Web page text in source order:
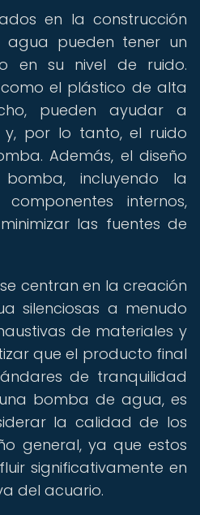
en la construcción
pueden tener un
en su nivel de ruido.
el plástico de alta
pueden ayudar a
y, por lo tanto, el ruido
Además, el diseño
incluyendo la
internos,
las fuentes de
centran en la creación
silenciosas a menudo
de materiales y
que el producto final
de tranquilidad
bomba de agua, es
la calidad de los
general, ya que estos
significativamente en
del acuario.